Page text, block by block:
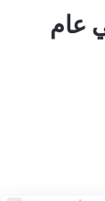
عام